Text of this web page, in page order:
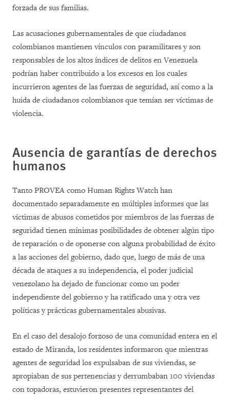
forzada de sus familias.
Las acusaciones gubernamentales de que ciudadanos
colombianos mantienen vínculos con paramilitares y son
responsables de los altos índices de delitos en Venezuela
podrían haber contribuido a los excesos en los cuales
incurrieron agentes de las fuerzas de seguridad, así como a la
huida de ciudadanos colombianos que temían ser víctimas de
violencia.
Ausencia de garantías de derechos
humanos
Tanto PROVEA como Human Rights Watch han
documentado separadamente en múltiples informes que las
víctimas de abusos cometidos por miembros de las fuerzas de
seguridad tienen mínimas posibilidades de obtener algún tipo
de reparación o de oponerse con alguna probabilidad de éxito
a las acciones del gobierno, dado que, luego de más de una
década de ataques a su independencia, el poder judicial
venezolano ha dejado de funcionar como un poder
independiente del gobierno y ha ratificado una y otra vez
políticas y prácticas gubernamentales abusivas.
En el caso del desalojo forzoso de una comunidad entera en el
estado de Miranda, los residentes informaron que mientras
agentes de seguridad los expulsaban de sus viviendas, se
apropiaban de sus pertenencias y derrumbaban 100 viviendas
con topadoras, estuvieron presentes representantes del